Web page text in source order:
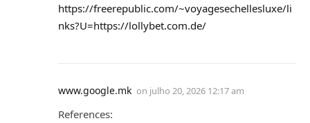
https://freerepublic.com/~voyagesechellesluxe/li
nks?U=https://lollybet.com.de/
www.google.mk on julho 20, 2026 12:17 am
References: